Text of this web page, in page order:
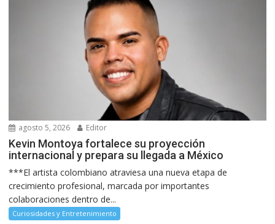
agosto 5, 2026 Editor
Kevin Montoya fortalece su proyección
internacional y prepara su llegada a México
***El artista colombiano atraviesa una nueva etapa de
crecimiento profesional, marcada por importantes
colaboraciones dentro de...
Curiosidades y Entretenimiento